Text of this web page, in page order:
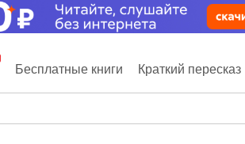
Бесплатные книги Краткий пересказ